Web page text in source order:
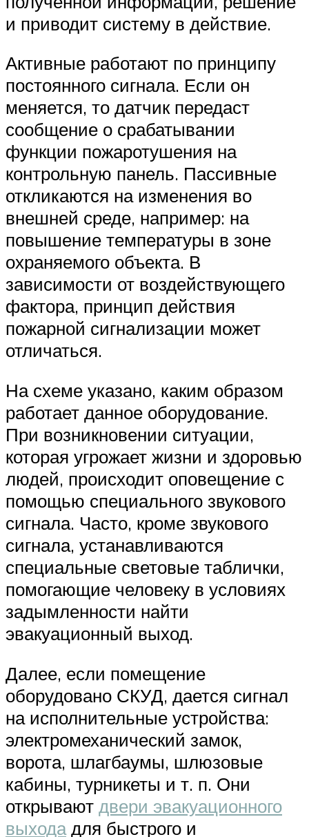
и приводит систему в действие.
Активные работают по принципу
постоянного сигнала. Если он
меняется, то датчик передаст
сообщение о срабатывании
функции пожаротушения на
контрольную панель. Пассивные
откликаются на изменения во
внешней среде, например: на
повышение температуры в зоне
охраняемого объекта. В
зависимости от воздействующего
фактора, принцип действия
пожарной сигнализации может
отличаться.
На схеме указано, каким образом
работает данное оборудование.
При возникновении ситуации,
которая угрожает жизни и здоровью
людей, происходит оповещение с
помощью специального звукового
сигнала. Часто, кроме звукового
сигнала, устанавливаются
специальные световые таблички,
помогающие человеку в условиях
задымленности найти
эвакуационный выход.
Далее, если помещение
оборудовано СКУД, дается сигнал
на исполнительные устройства:
электромеханический замок,
ворота, шлагбаумы, шлюзовые
кабины, турникеты и т. п. Они
открывают двери эвакуационного
выходадля быстрого и